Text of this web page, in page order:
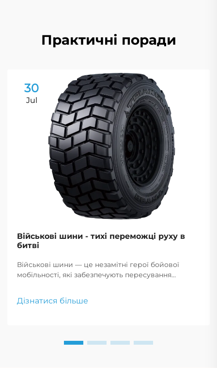
Практичні поради
30
Jul
Військові шини - тихі переможці руху в
битві
Військові шини — це незамітні герої бойової
мобільності, які забезпечують пересування
військовослужбовців.
Дізнатися більше